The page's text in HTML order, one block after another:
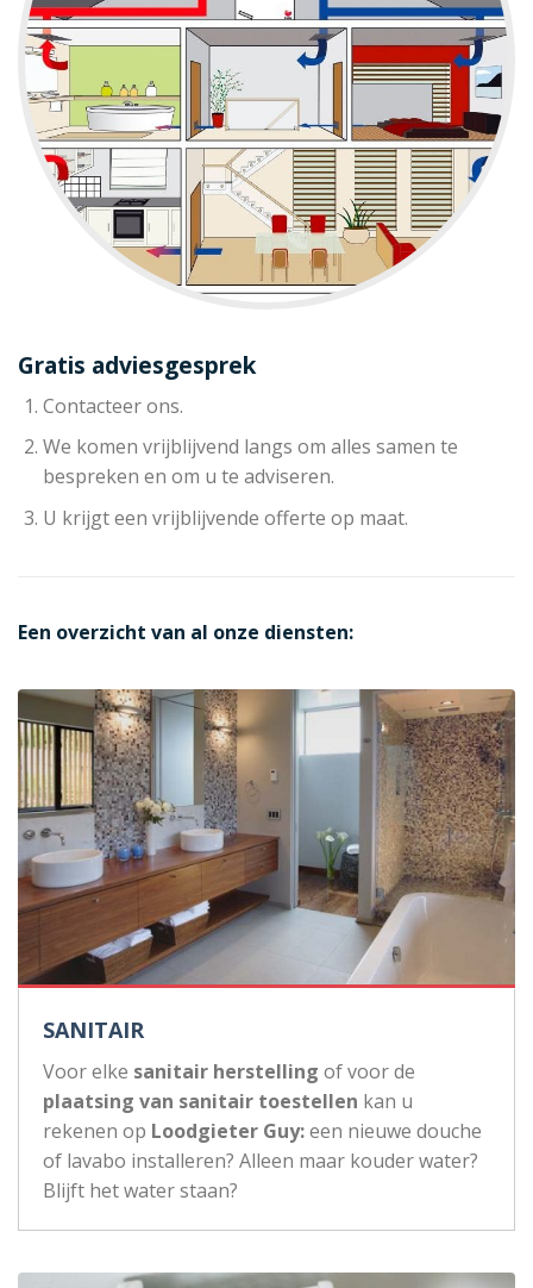
Gratis adviesgesprek
Contacteer ons.
We komen vrijblijvend langs om alles samen te
bespreken en om u te adviseren.
U krijgt een vrijblijvende offerte op maat.
Een overzicht van al onze diensten:
SANITAIR
Voor elke sanitair herstelling of voor de
plaatsing van sanitair toestellen kan u
rekenen op Loodgieter Guy:een nieuwe douche
of lavabo installeren? Alleen maar kouder water?
Blijft het water staan?